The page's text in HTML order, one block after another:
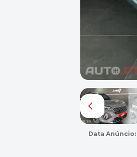
Data Anúncio: